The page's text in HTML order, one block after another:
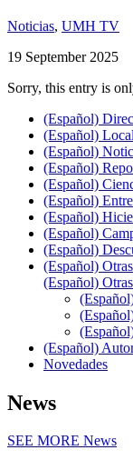
Noticias, UMH TV
19 September 2025
Sorry, this entry is
(Español)
(Español)
(Español)
(Español)
(Español)
(Español)
(Español)
(Español)
(Español)
(Español)
(Español)
(Español)
Novedades
News
SEE MORE News